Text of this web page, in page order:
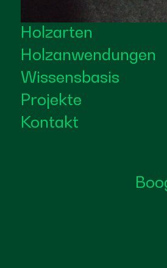
Holzarten
Holzanwendungen
Wissensbasis
Projekte
Kontakt